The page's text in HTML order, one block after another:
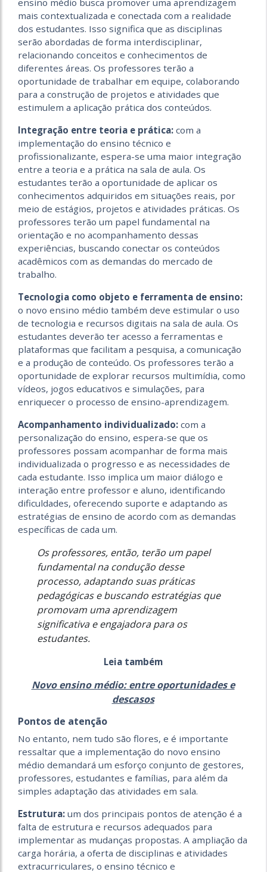
ensino médio busca promover uma aprendizagem
mais contextualizada e conectada com a realidade
dos estudantes. Isso significa que as disciplinas
serão abordadas de forma interdisciplinar,
relacionando conceitos e conhecimentos de
diferentes áreas. Os professores terão a
oportunidade de trabalhar em equipe, colaborando
para a construção de projetos e atividades que
estimulem a aplicação prática dos conteúdos.
Integração entre teoria e prática: com a
implementação do ensino técnico e
profissionalizante, espera-se uma maior integração
entre a teoria e a prática na sala de aula. Os
estudantes terão a oportunidade de aplicar os
conhecimentos adquiridos em situações reais, por
meio de estágios, projetos e atividades práticas. Os
professores terão um papel fundamental na
orientação e no acompanhamento dessas
experiências, buscando conectar os conteúdos
acadêmicos com as demandas do mercado de
trabalho.
Tecnologia como objeto e ferramenta de ensino:
o novo ensino médio também deve estimular o uso
de tecnologia e recursos digitais na sala de aula. Os
estudantes deverão ter acesso a ferramentas e
plataformas que facilitam a pesquisa, a comunicação
e a produção de conteúdo. Os professores terão a
oportunidade de explorar recursos multimídia, como
vídeos, jogos educativos e simulações, para
enriquecer o processo de ensino-aprendizagem.
Acompanhamento individualizado: com a
personalização do ensino, espera-se que os
professores possam acompanhar de forma mais
individualizada o progresso e as necessidades de
cada estudante. Isso implica um maior diálogo e
interação entre professor e aluno, identificando
dificuldades, oferecendo suporte e adaptando as
estratégias de ensino de acordo com as demandas
específicas de cada um.
Os professores, então, terão um papel
fundamental na condução desse
processo, adaptando suas práticas
pedagógicas e buscando estratégias que
promovam uma aprendizagem
significativa e engajadora para os
estudantes.
Leia também
Novo ensino médio: entre oportunidades e
descasos
Pontos de atenção
No entanto, nem tudo são flores, e é importante
ressaltar que a implementação do novo ensino
médio demandará um esforço conjunto de gestores,
professores, estudantes e famílias, para além da
simples adaptação das atividades em sala.
Estrutura: um dos principais pontos de atenção é a
falta de estrutura e recursos adequados para
implementar as mudanças propostas. A ampliação da
carga horária, a oferta de disciplinas e atividades
extracurriculares, o ensino técnico e